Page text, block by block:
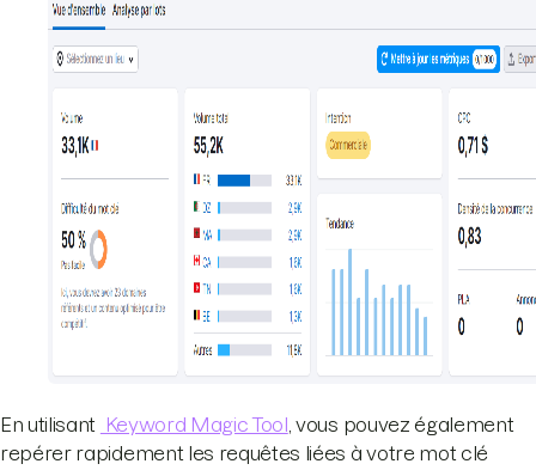
En utilisant Keyword Magic Tool , vous pouvez également
repérer rapidement les requêtes liées à votre mot clé